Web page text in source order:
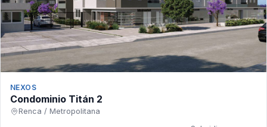
NEXOS
Condominio Titán 2
Renca / Metropolitana